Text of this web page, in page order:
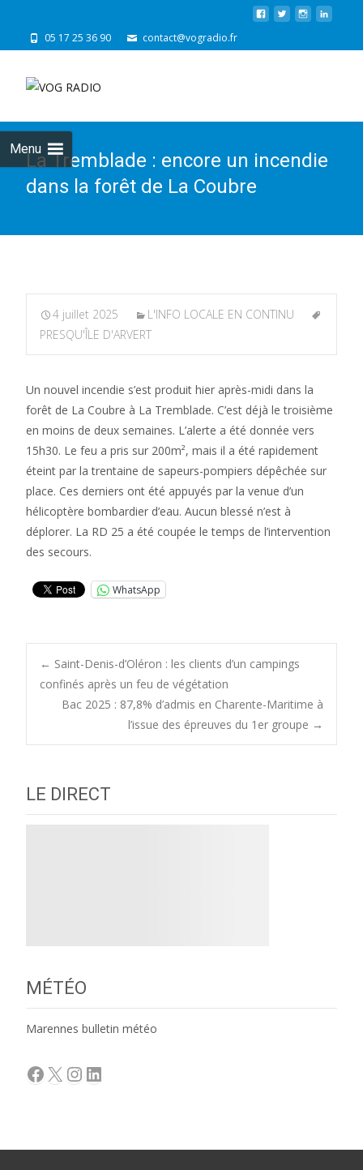
05 17 25 36 90 contact@vogradio.fr
Menu
La Tremblade : encore un incendie
dans la forêt de La Coubre
4 juillet 2025
L'INFO LOCALE EN CONTINU
PRESQU'ÎLE D'ARVERT
Un nouvel incendie s’est produit hier après-midi dans la
forêt de La Coubre à La Tremblade. C’est déjà le troisième
en moins de deux semaines. L’alerte a été donnée vers
15h30. Le feu a pris sur 200m², mais il a été rapidement
éteint par la trentaine de sapeurs-pompiers dépêchée sur
place. Ces derniers ont été appuyés par la venue d’un
hélicoptère bombardier d’eau. Aucun blessé n’est à
déplorer. La RD 25 a été coupée le temps de l’intervention
des secours.
WhatsApp
Post
navigation
← Saint-Denis-d’Oléron : les clients d’un campings
confinés après un feu de végétation
Bac 2025 : 87,8% d’admis en Charente-Maritime à
l’issue des épreuves du 1er groupe →
LE DIRECT
MÉTÉO
Marennes bulletin météo
Facebook
X Instagram
LinkedIn